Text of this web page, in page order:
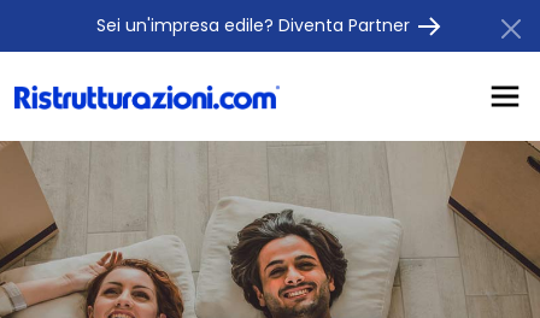
Sei un'impresa edile? Diventa Partner